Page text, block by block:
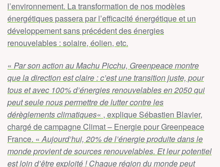
l’environnement. La transformation de nos modèles
énergétiques passera par l’efficacité énergétique et un
développement sans précédent des énergies
renouvelables : solaire, éolien, etc.
« Par son action au Machu Picchu, Greenpeace montre
que la direction est claire : c’est une transition juste, pour
tous et avec 100% d’énergies renouvelables en 2050 qui
peut seule nous permettre de lutter contre les
dérèglements climatiques« , explique Sébastien Blavier,
chargé de campagne Climat – Energie pour Greenpeace
France. «Aujourd’hui, 20% de l’énergie produite dans le
monde provient de sources renouvelables. Et leur potentiel
est loin d’être exploité ! Chaque région du monde peut